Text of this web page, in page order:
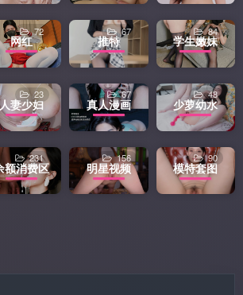
网红
72
推特
67
学生嫩妹
84
人妻少妇
23
真人漫画
67
少萝幼水
48
额消费区
231
明星视频
156
模特套图
90